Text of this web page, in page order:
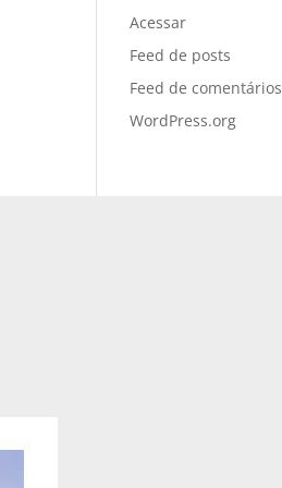
Acessar
Feed de posts
Feed de comentários
WordPress.org